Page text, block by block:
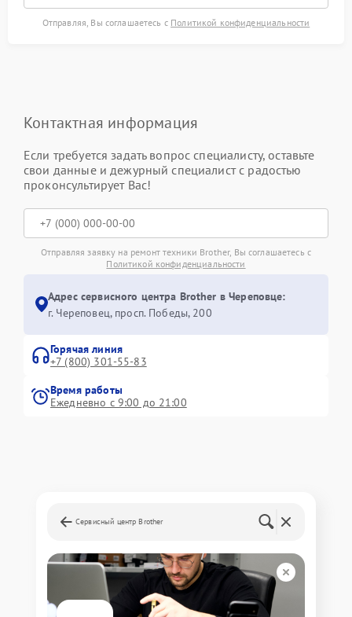
Отправляя, Вы соглашаетесь с Политикой конфиденциальности
Контактная информация
Если требуется задать вопрос специалисту, оставьте
свои данные и дежурный специалист с радостью
проконсультирует Вас!
Отправляя заявку на ремонт техники Brother, Вы соглашаетесь с
Политикой конфиденциальности
Адрес сервисного центра Brother в Череповце:
г. Череповец, просп. Победы, 200
Горячая линия
+7 (800) 301-55-83
Время работы
Ежедневно с 9:00 до 21:00
Сервисный центр Brother